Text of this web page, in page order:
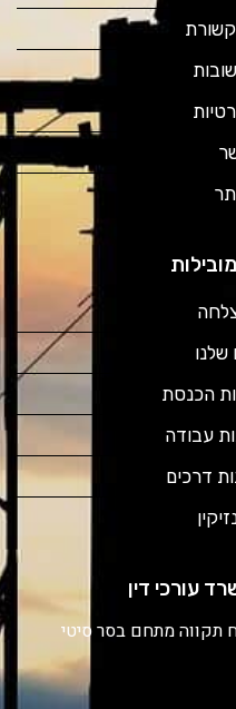
שלנו
הכנסת
עבודה
דרכים
עורכי דין
הארץ 3 פתח תקווה מתחם בסר סיטי